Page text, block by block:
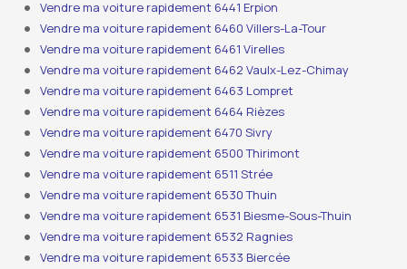
Vendre ma voiture rapidement 6441 Erpion
Vendre ma voiture rapidement 6460 Villers-La-Tour
Vendre ma voiture rapidement 6461 Virelles
Vendre ma voiture rapidement 6462 Vaulx-Lez-Chimay
Vendre ma voiture rapidement 6463 Lompret
Vendre ma voiture rapidement 6464 Rièzes
Vendre ma voiture rapidement 6470 Sivry
Vendre ma voiture rapidement 6500 Thirimont
Vendre ma voiture rapidement 6511 Strée
Vendre ma voiture rapidement 6530 Thuin
Vendre ma voiture rapidement 6531 Biesme-Sous-Thuin
Vendre ma voiture rapidement 6532 Ragnies
Vendre ma voiture rapidement 6533 Biercée